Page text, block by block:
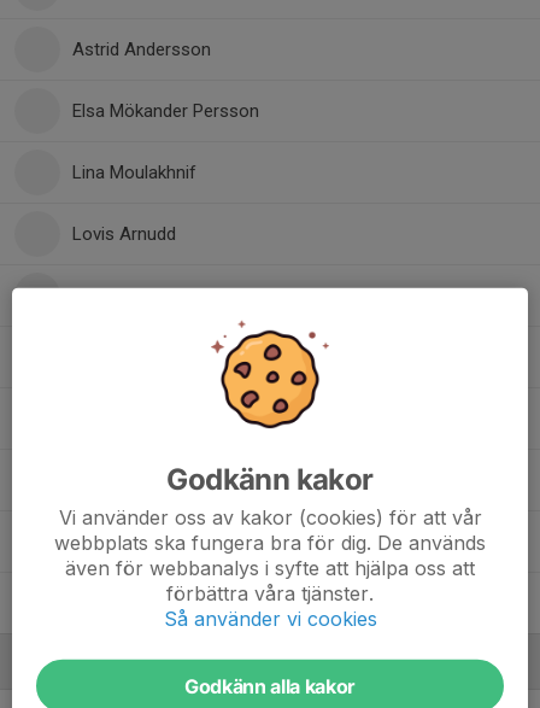
Astrid Andersson
Elsa Mökander Persson
Lina Moulakhnif
Lovis Arnudd
Olivia Ryberg
Tea Jacobsson
Vera Johansson
Wilma Dahle
Ledare
Godkänn kakor
Vi använder oss av kakor (cookies) för att vår
webbplats ska fungera bra för dig. De används
även för webbanalys i syfte att hjälpa oss att
förbättra våra tjänster.
Så använder vi cookies
Godkänn alla kakor